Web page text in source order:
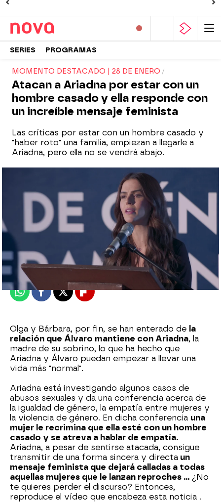
SERIES PROGRAMAS
MOMENTO DESTACADO | 28 DE ENERO
Atacan a Ariadna por estar con un
hombre casado y ella responde con
un increíble mensaje feminista
Las críticas por estar con un hombre casado y
"haber roto" una familia, empiezan a llegarle a
Ariadna, pero ella no se vendrá abajo.
Madrid
Publicado:28 de enero de 2022, 19:04
WhatsappFacebook
X Flipboard
Olga y Bárbara, por fin, se han enterado de la
relación que Álvaro mantiene con Ariadna, la
madre de su sobrino, lo que ha hecho que
Ariadna y Álvaro puedan empezar a llevar una
vida más "normal".
Ariadna está investigando algunos casos de
abusos sexuales y da una conferencia acerca de
la igualdad de género, la empatía entre mujeres y
la violencia de género. En dicha conferencia una
mujer le recrimina que ella esté con un hombre
casado y se atreva a hablar de empatía.
Ariadna, a pesar de sentirse atacada, consigue
transmitir de una forma sincera y directa un
mensaje feminista que dejará calladas a todas
aquellas mujeres que le lanzan reproches ... ¿No
te quieres perder el discurso? Entonces,
reproduce el vídeo que encabeza esta noticia .